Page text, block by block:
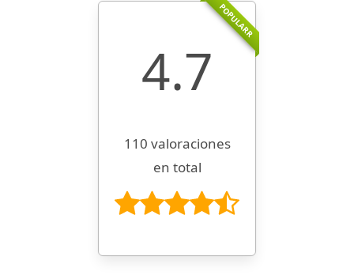
POPULARR
4.7
110 valoraciones
en total